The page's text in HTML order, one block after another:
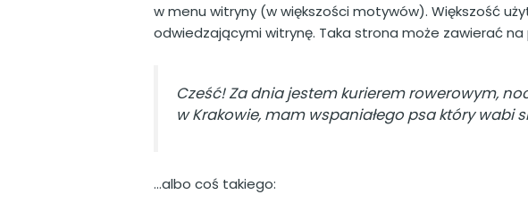
w menu witryny (w większości motywów). Większość
odwiedzającymi witrynę. Taka strona może zawierać na
Cześć! Za dnia jestem kurierem rowerowym,
w Krakowie, mam wspaniałego psa który wabi
…albo coś takiego: